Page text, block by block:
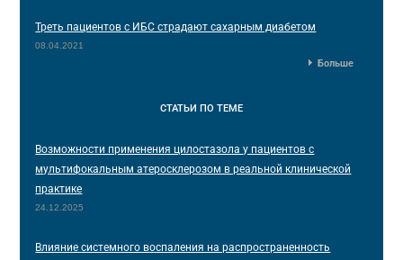
Треть пациентов с ИБС страдают сахарным диабетом
08.04.2021
Больше
СТАТЬИ ПО ТЕМЕ
Возможности применения цилостазола у пациентов с
мультифокальным атеросклерозом в реальной клинической
практике
24.12.2025
Влияние системного воспаления на распространенность